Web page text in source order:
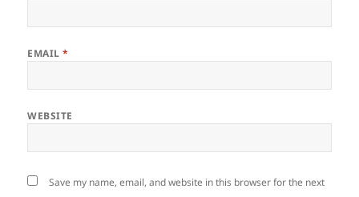
EMAIL*
WEBSITE
Save my name, email, and website in this browser for the next